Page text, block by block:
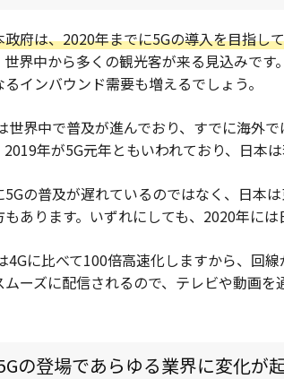
政府は、2020年までに5Gの導入を目指し
世界中から多くの観光客が来る見込みで
るインバウンド需要も増えるでしょう。
世界中で普及が進んでおり、すでに海外
2019年が5G元年ともいわれており、日本
5Gの普及が遅れているのではなく、日本
もあります。いずれにしても、2020年には
4Gに比べて100倍高速化しますから、回
ムーズに配信されるので、テレビや動画を
の登場であらゆる業界に変化が